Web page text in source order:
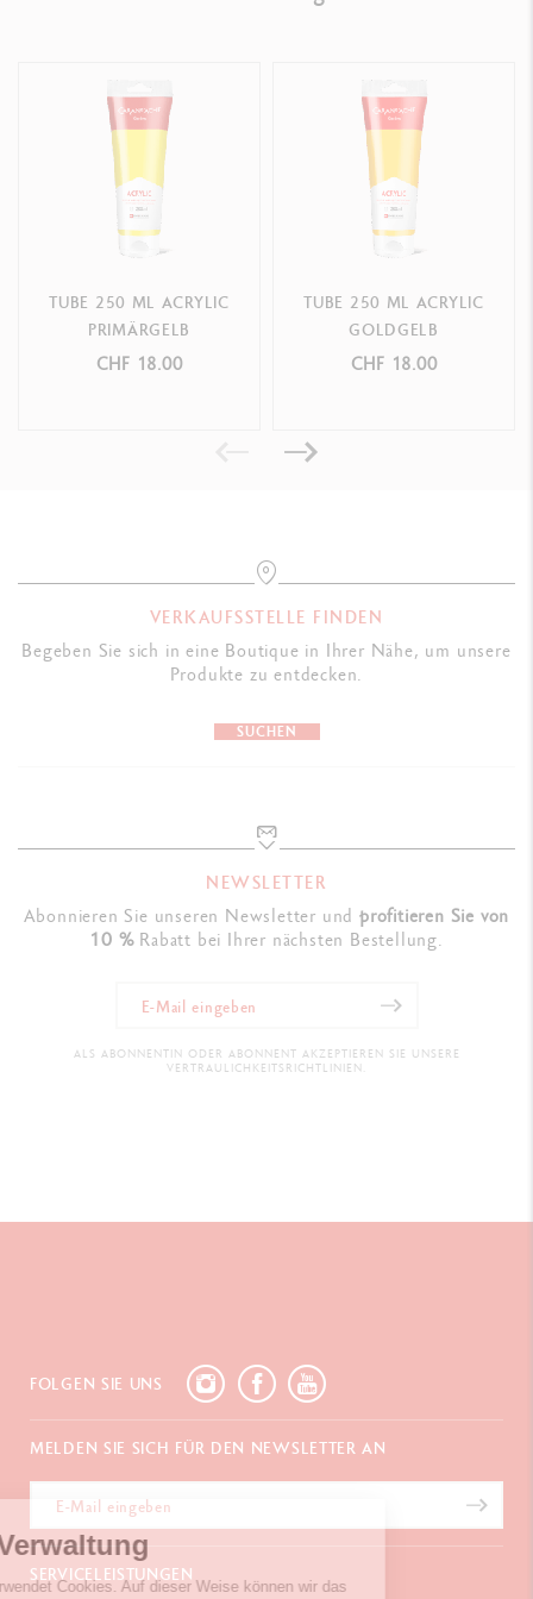
Cookies-Verwaltung
Unser Website verwendet Cookies. Auf dieser
TUBE 250 ML ACRYLIC
PRIMÄRGELB
CHF 18.00
TUBE 250 ML ACRYLIC
GOLDGELB
CHF 18.00
VERKAUFSSTELLE FINDEN
Begeben Sie sich in eine Boutique in Ihrer Nähe, um unsere
Produkte zu entdecken.
SUCHEN
NEWSLETTER
Abonnieren Sie unseren Newsletter undprofitieren Sie von
10 %Rabatt bei Ihrer nächsten Bestellung.
ALS ABONNENTIN ODER ABONNENT AKZEPTIEREN SIE UNSERE
VERTRAULICHKEITSRICHTLINIEN.
FOLGEN SIE UNS
MELDEN SIE SICH FÜR DEN NEWSLETTER AN
SERVICELEISTUNGEN